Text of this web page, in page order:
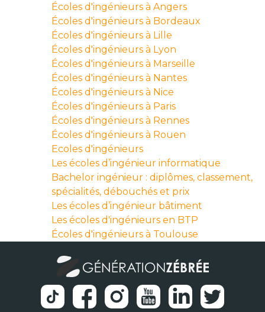
Écoles d'ingénieurs à Angers
Écoles d'ingénieurs à Bordeaux
Écoles d'ingénieurs à Lille
Écoles d'ingénieurs à Lyon
Écoles d'ingénieurs à Marseille
Écoles d'ingénieurs à Nantes
Écoles d'ingénieurs à Nice
Écoles d'ingénieurs à Paris
Écoles d'ingénieurs à Rennes
Écoles d'ingénieurs à Rouen
Ecoles d'ingénieurs
Les écoles d’ingénieur informatique
Bachelor ingénieur : diplômes, classement,
spécialités, débouchés et prix
Les écoles d’ingénieur bâtiment
Les écoles d'ingénieurs en BTP
Écoles d'ingénieurs à Toulouse